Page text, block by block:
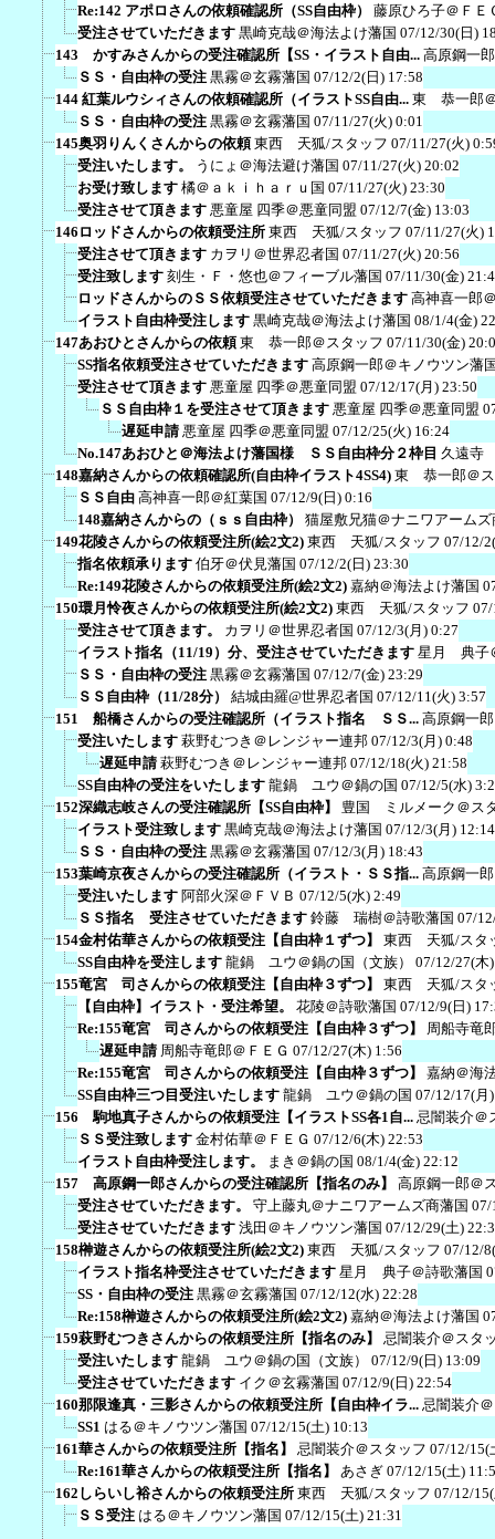
Re:142 アポロさんの依頼確認所（SS自由枠）
藤原ひろ子＠ＦＥ
受注させていただきます 黒崎克哉＠海法よけ藩国 07/12/30(日)
143 かすみさんからの受注確認所【SS・イラスト自由... 高原鋼一
ＳＳ・自由枠の受注 黒霧＠玄霧藩国 07/12/2(日) 17:58
144 紅葉ルウシィさんの依頼確認所（イラストSS自由... 東 恭一郎
ＳＳ・自由枠の受注 黒霧＠玄霧藩国 07/11/27(火) 0:01
145奥羽りんくさんからの依頼 東西 天狐/スタッフ 07/11/27(火)
受注いたします。
うにょ＠海法避け藩国 07/11/27(火) 20:02
お受け致します 橘＠ａｋｉｈａｒｕ国 07/11/27(火) 23:30
受注させて頂きます 悪童屋 四季＠悪童同盟 07/12/7(金) 13:03
146ロッドさんからの依頼受注所 東西 天狐/スタッフ 07/11/27(火)
受注させて頂きます カヲリ＠世界忍者国 07/11/27(火) 20:56
受注致します 刻生・Ｆ・悠也＠フィーブル藩国 07/11/30(金)
ロッドさんからのＳＳ依頼受注させていただきます 高神喜一郎
イラスト自由枠受注します 黒崎克哉＠海法よけ藩国 08/1/4(金)
147あおひとさんからの依頼 東 恭一郎＠スタッフ 07/11/30(金)
SS指名依頼受注させていただきます 高原鋼一郎＠キノウツン藩
受注させて頂きます 悪童屋 四季＠悪童同盟 07/12/17(月) 23:50
ＳＳ自由枠１を受注させて頂きます 悪童屋 四季＠悪童同盟
遅延申請 悪童屋 四季＠悪童同盟 07/12/25(火) 16:24
No.147あおひと＠海法よけ藩国様 ＳＳ自由枠分２枠目 久遠寺
148嘉納さんからの依頼確認所(自由枠イラスト4SS4) 東 恭一郎＠
ＳＳ自由 高神喜一郎＠紅葉国 07/12/9(日) 0:16
148嘉納さんからの（ｓｓ自由枠）
猫屋敷兄猫＠ナニワアームズ
149花陵さんからの依頼受注所(絵2文2) 東西 天狐/スタッフ 07/12/
指名依頼承ります 伯牙＠伏見藩国 07/12/2(日) 23:30
Re:149花陵さんからの依頼受注所(絵2文2) 嘉納＠海法よけ藩国
150環月怜夜さんからの依頼受注所(絵2文2) 東西 天狐/スタッフ
受注させて頂きます。
カヲリ＠世界忍者国 07/12/3(月) 0:27
イラスト指名（11/19）分、受注させていただきます 星月 典子
ＳＳ・自由枠の受注 黒霧＠玄霧藩国 07/12/7(金) 23:29
ＳＳ自由枠（11/28分）
結城由羅@世界忍者国 07/12/11(火) 3:57
151 船橋さんからの受注確認所（イラスト指名 ＳＳ... 高原鋼一
受注いたします 萩野むつき＠レンジャー連邦 07/12/3(月) 0:48
遅延申請 萩野むつき＠レンジャー連邦 07/12/18(火) 21:58
SS自由枠の受注をいたします 龍鍋 ユウ＠鍋の国 07/12/5(水)
152深織志岐さんの受注確認所【SS自由枠】
豊国 ミルメーク＠ス
イラスト受注致します 黒崎克哉＠海法よけ藩国 07/12/3(月) 12:14
ＳＳ・自由枠の受注 黒霧＠玄霧藩国 07/12/3(月) 18:43
153葉崎京夜さんからの受注確認所（イラスト・ＳＳ指... 高原鋼一
受注いたします 阿部火深＠ＦＶＢ 07/12/5(水) 2:49
ＳＳ指名 受注させていただきます 鈴藤 瑞樹＠詩歌藩国 07/
154金村佑華さんからの依頼受注【自由枠１ずつ】
東西 天狐/スタ
SS自由枠を受注します 龍鍋 ユウ＠鍋の国（文族）
07/12/27(木
155竜宮 司さんからの依頼受注【自由枠３ずつ】
東西 天狐/スタ
【自由枠】イラスト・受注希望。
花陵＠詩歌藩国 07/12/9(日)
Re:155竜宮 司さんからの依頼受注【自由枠３ずつ】
周船寺竜
遅延申請 周船寺竜郎＠ＦＥＧ 07/12/27(木) 1:56
Re:155竜宮 司さんからの依頼受注【自由枠３ずつ】
嘉納＠海
SS自由枠三つ目受注いたします 龍鍋 ユウ＠鍋の国 07/12/17(月
156 駒地真子さんからの依頼受注【イラストSS各1自... 忌闇装介＠
ＳＳ受注致します 金村佑華＠ＦＥＧ 07/12/6(木) 22:53
イラスト自由枠受注します。
まき＠鍋の国 08/1/4(金) 22:12
157 高原鋼一郎さんからの受注確認所【指名のみ】
高原鋼一郎＠
受注させていただきます。
守上藤丸＠ナニワアームズ商藩国 07/
受注させていただきます 浅田＠キノウツン藩国 07/12/29(土)
158榊遊さんからの依頼受注所(絵2文2) 東西 天狐/スタッフ 07/12/
イラスト指名枠受注させていただきます 星月 典子＠詩歌藩国
SS・自由枠の受注 黒霧＠玄霧藩国 07/12/12(水) 22:28
Re:158榊遊さんからの依頼受注所(絵2文2) 嘉納＠海法よけ藩国
159萩野むつきさんからの依頼受注所【指名のみ】
忌闇装介＠スタ
受注いたします 龍鍋 ユウ＠鍋の国（文族）
07/12/9(日) 13:09
受注させていただきます イク＠玄霧藩国 07/12/9(日) 22:54
160那限逢真・三影さんからの依頼受注所【自由枠イラ... 忌闇装介
SS1 はる＠キノウツン藩国 07/12/15(土) 10:13
161華さんからの依頼受注所【指名】
忌闇装介＠スタッフ 07/12/15(
Re:161華さんからの依頼受注所【指名】
あさぎ 07/12/15(土)
162しらいし裕さんからの依頼受注所 東西 天狐/スタッフ 07/12/
ＳＳ受注 はる＠キノウツン藩国 07/12/15(土) 21:31